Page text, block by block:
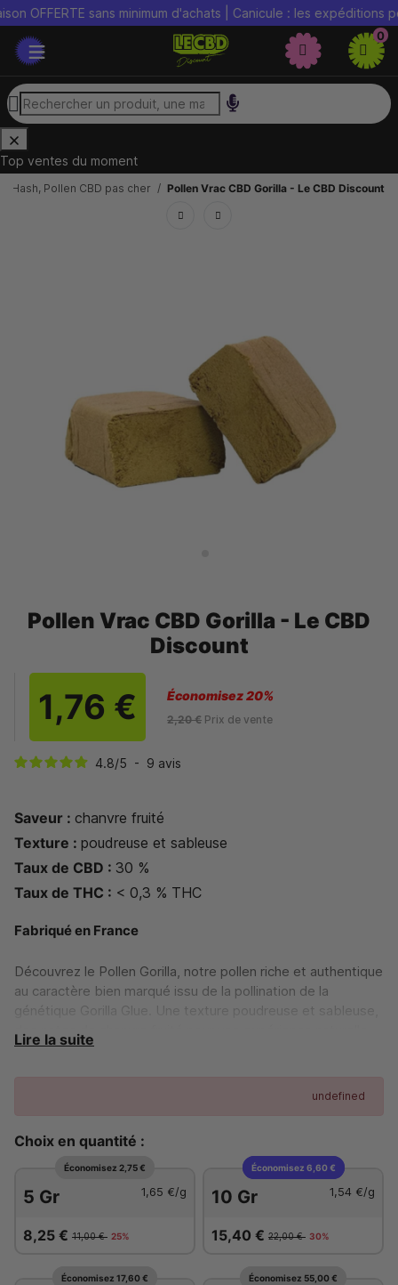
sans minimum d'achats | Canicule : les expéditions
0
Top ventes du moment
Hash, Pollen CBD pas cher Pollen Vrac CBD Gorilla - Le CBD Discount
Pollen Vrac CBD Gorilla - Le CBD
Discount
1,76 € Économisez 20%
2,20 € Prix de vente
4.8/5 - 9 avis
Saveur : chanvre fruité
Texture : poudreuse et sableuse
Taux de CBD : 30 %
Taux de THC : < 0,3 % THC
Fabriqué en France
Découvrez le Pollen Gorilla, notre pollen riche et authentique
au caractère bien marqué issu de la pollination de la
génétique Gorilla Glue. Une texture poudreuse et sableuse,
et intense, et une extraction artisanale qui préserve toute la
Lire la suite
undefined
Choix en quantité :
Économisez 2,75 €
5 Gr 1,65 €/g
8,25 € 11,00 € 25%
Économisez 6,60 €
10 Gr 1,54 €/g
15,40 € 22,00 € 30%
Économisez 17,60 € Économisez 55,00 €